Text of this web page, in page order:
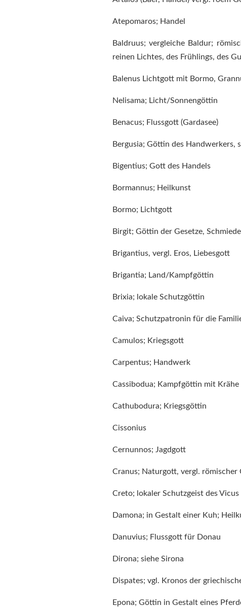
Atepomaros; Handel
Baldruus; vergleiche Baldur;
reinen Lichtes, des Frühlings, des
Balenus Lichtgott mit Bormo,
Nelisama; Licht/Sonnengöttin
Benacus; Flussgott (Gardasee)
Bergusia; Göttin des Handwerkers,
Bigentius; Gott des Handels
Bormannus; Heilkunst
Bormo; Lichtgott
Birgit; Göttin der Gesetze,
Brigantius, vergl. Eros, Liebesgott
Brigantia; Land/Kampfgöttin
Brixia; lokale Schutzgöttin
Caiva; Schutzpatronin für die
Camulos; Kriegsgott
Carpentus; Handwerk
Cassibodua; Kampfgöttin mit Krähe
Cathubodura; Kriegsgöttin
Cissonius
Cernunnos; Jagdgott
Cranus; Naturgott, vergl. römischer
Creto; lokaler Schutzgeist des Vicus
Damona; in Gestalt einer Kuh;
Danuvius; Flussgott für Donau
Dirona; siehe Sirona
Dispates; vgl. Kronos der
Epona; Göttin in Gestalt eines